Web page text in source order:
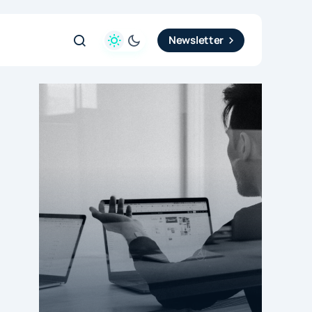
Newsletter